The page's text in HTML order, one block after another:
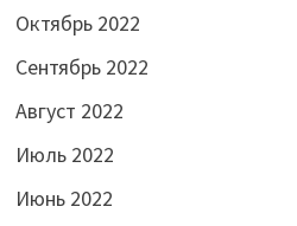
Октябрь 2022
Сентябрь 2022
Август 2022
Июль 2022
Июнь 2022